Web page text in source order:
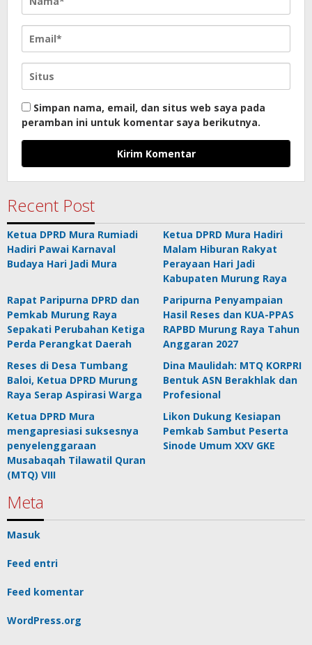
Simpan nama, email, dan situs web saya pada
peramban ini untuk komentar saya berikutnya.
Recent Post
Ketua DPRD Mura Rumiadi
Hadiri Pawai Karnaval
Budaya Hari Jadi Mura
Ketua DPRD Mura Hadiri
Malam Hiburan Rakyat
Perayaan Hari Jadi
Kabupaten Murung Raya
Rapat Paripurna DPRD dan
Pemkab Murung Raya
Sepakati Perubahan Ketiga
Perda Perangkat Daerah
Paripurna Penyampaian
Hasil Reses dan KUA-PPAS
RAPBD Murung Raya Tahun
Anggaran 2027
Reses di Desa Tumbang
Baloi, Ketua DPRD Murung
Raya Serap Aspirasi Warga
Dina Maulidah: MTQ KORPRI
Bentuk ASN Berakhlak dan
Profesional
Ketua DPRD Mura
mengapresiasi suksesnya
penyelenggaraan
Musabaqah Tilawatil Quran
(MTQ) VIII
Likon Dukung Kesiapan
Pemkab Sambut Peserta
Sinode Umum XXV GKE
Meta
Masuk
Feed entri
Feed komentar
WordPress.org